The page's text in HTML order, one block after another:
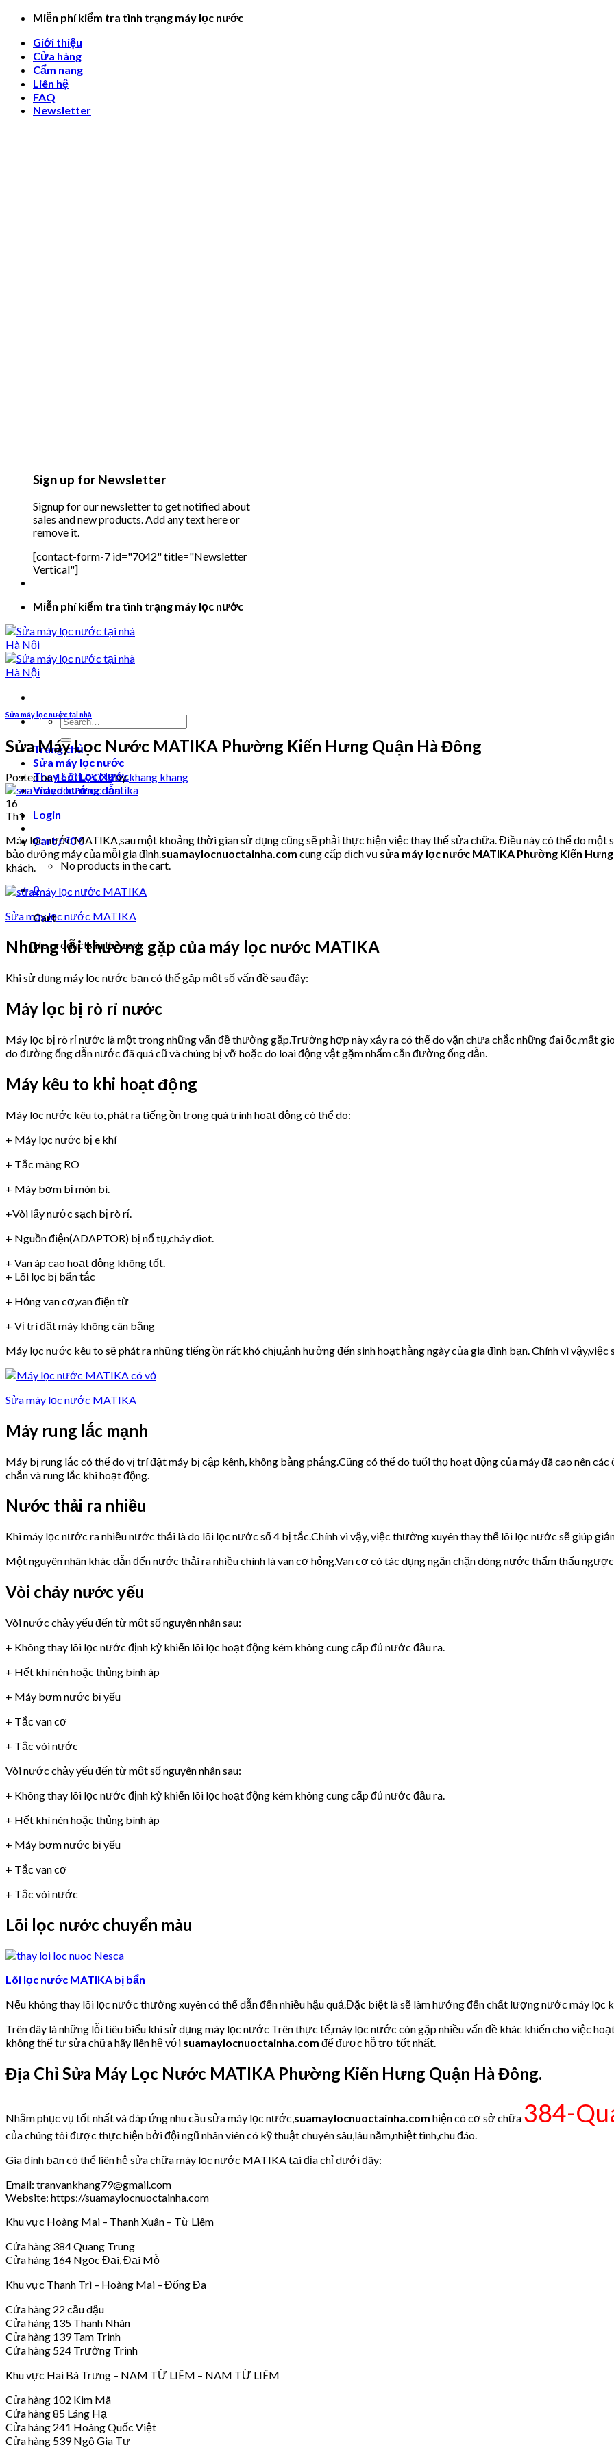
Skip
content
Miễn phí kiểm tra tình trạng máy lọc nước
Giới thiệu
Cửa hàng
Cẩm nang
Liên hệ
FAQ
Newsletter
Sign up for Newsletter
Signup for our newsletter to get notified about
sales and new products. Add any text here or
remove it.
[contact-form-7 id="7042" title="Newsletter
Vertical"]
Miễn phí kiểm tra tình trạng máy lọc nước
Search
for:
Trang chủ
Sửa máy lọc nước
Thay Lõi Lọc Nước
Video hướng dẫn
Login
Cart /₫00
No products in the cart.
0
Cart
No products in the cart.
Sửa máy lọc nước tại nhà
Sửa Máy Lọc Nước MATIKA Phường Kiến Hưng Quận Hà Đông
Posted on16/01/2023bykhang khang
16
Th1
Máy lọc nước MATIKA,sau một khoảng thời gian sử dụng cũng sẽ phải thực hiện việc thay thế sửa chữa. Điều này có thể do một
bảo dưỡng máy của mỗi gia đình.suamaylocnuoctainha.com cung cấp dịch vụ sửa máy lọc nước MATIKA Phường Kiến
khách.
Sửa máy lọc nước MATIKA
Những lỗi thường gặp của máy lọc nước MATIKA
Khi sử dụng máy lọc nước bạn có thể gặp một số vấn đề sau đây:
Máy lọc bị rò rỉ nước
Máy lọc bị rò rỉ nước là một trong những vấn đề thường gặp.Trường hợp này xảy ra có thể do vặn chưa chắc những đai ốc,mất
do đường ống dẫn nước đã quá cũ và chúng bị vỡ hoặc do loai động vật gặm nhấm cắn đường ống dẫn.
Máy kêu to khi hoạt động
Máy lọc nước kêu to, phát ra tiếng ồn trong quá trình hoạt động có thể do:
+ Máy lọc nước bị e khí
+ Tắc màng RO
+ Máy bơm bị mòn bi.
+Vòi lấy nước sạch bị rò rỉ.
+ Nguồn điện(ADAPTOR) bị nổ tụ,cháy diot.
+ Van áp cao hoạt động không tốt.
+ Lõi lọc bị bẩn tắc
+ Hỏng van cơ,van điện từ
+ Vị trí đặt máy không cân bằng
Máy lọc nước kêu to sẽ phát ra những tiếng ồn rất khó chịu,ảnh hưởng đến sinh hoạt hằng ngày của gia đình bạn. Chính vì
Sửa máy lọc nước MATIKA
Máy rung lắc mạnh
Máy bị rung lắc có thể do vị trí đặt máy bị cập kênh, không bằng phẳng.Cũng có thể do tuổi thọ hoạt động của máy đã cao nên
chắn và rung lắc khi hoạt động.
Nước thải ra nhiều
Khi máy lọc nước ra nhiều nước thải là do lõi lọc nước số 4 bị tắc.Chính vì vậy, việc thường xuyên thay thế lõi lọc nước sẽ giúp
Một nguyên nhân khác dẫn đến nước thải ra nhiều chính là van cơ hỏng.Van cơ có tác dụng ngăn chặn dòng nước thẩm thấu
Vòi chảy nước yếu
Vòi nước chảy yếu đến từ một số nguyên nhân sau:
+ Không thay lõi lọc nước định kỳ khiến lõi lọc hoạt động kém không cung cấp đủ nước đầu ra.
+ Hết khí nén hoặc thủng bình áp
+ Máy bơm nước bị yếu
+ Tắc van cơ
+ Tắc vòi nước
Vòi nước chảy yếu đến từ một số nguyên nhân sau:
+ Không thay lõi lọc nước định kỳ khiến lõi lọc hoạt động kém không cung cấp đủ nước đầu ra.
+ Hết khí nén hoặc thủng bình áp
+ Máy bơm nước bị yếu
+ Tắc van cơ
+ Tắc vòi nước
Lõi lọc nước chuyển màu
Lõi lọc nước MATIKA bị bẩn
Nếu không thay lõi lọc nước thường xuyên có thể dẫn đến nhiều hậu quả.Đặc biệt là sẽ làm hưởng đến chất lượng nước máy lọc
Trên đây là những lỗi tiêu biểu khi sử dụng máy lọc nước Trên thực tế,máy lọc nước còn gặp nhiều vấn đề khác khiến cho việc
không thể tự sửa chữa hãy liên hệ với suamaylocnuoctainha.com để được hỗ trợ tốt nhất.
Địa Chỉ Sửa Máy Lọc Nước MATIKA Phường Kiến Hưng Quận Hà Đông.
Nhằm phục vụ tốt nhất và đáp ứng nhu cầu sửa máy lọc nước, suamaylocnuoctainha.com hiện có cơ sở chữa 384-
của chúng tôi được thực hiện bởi đội ngũ nhân viên có kỹ thuật chuyên sâu,lâu năm,nhiệt tình,chu đáo.
Gia đình bạn có thể liên hệ sửa chữa máy lọc nước MATIKA tại địa chỉ dưới đây:
Email: tranvankhang79@gmail.com
Website: https://suamaylocnuoctainha.com
Khu vực Hoàng Mai – Thanh Xuân – Từ Liêm
Cửa hàng 384 Quang Trung
Cửa hàng 164 Ngọc Đại, Đại Mỗ
Khu vực Thanh Trì – Hoàng Mai – Đống Đa
Cửa hàng 22 cầu dậu
Cửa hàng 135 Thanh Nhàn
Cửa hàng 139 Tam Trinh
Cửa hàng 524 Trường Trinh
Khu vực Hai Bà Trưng – NAM TỪ LIÊM – NAM TỪ LIÊM
Cửa hàng 102 Kim Mã
Cửa hàng 85 Láng Hạ
Cửa hàng 241 Hoàng Quốc Việt
Cửa hàng 539 Ngô Gia Tự